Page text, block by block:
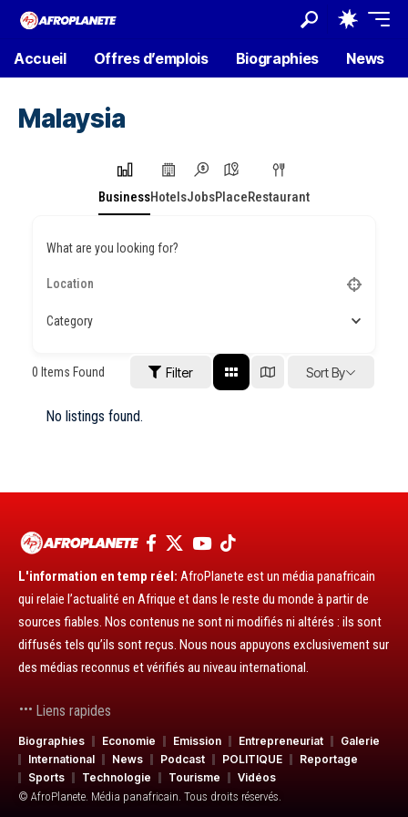
Accueil Offres d’emplois Biographies News
Malaysia
BusinessHotelsJobsPlaceRestaurant
What are you looking for?
Category
0 Items Found Filter Sort By
No listings found.
L'information en temp réel: AfroPlanete est un média panafricain
qui relaie l’actualité en Afrique et dans le reste du monde à partir de
sources fiables. Nos contenus ne sont ni modifiés ni altérés : ils sont
diffusés tels qu’ils sont reçus. Nous nous appuyons exclusivement sur
des médias reconnus et vérifiés au niveau international.
Liens rapides
Biographies Economie Emission Entrepreneuriat
Galerie
International
News Podcast POLITIQUE
Reportage
Sports
Technologie Tourisme
Vidéos
© AfroPlanete. Média panafricain. Tous droits réservés.